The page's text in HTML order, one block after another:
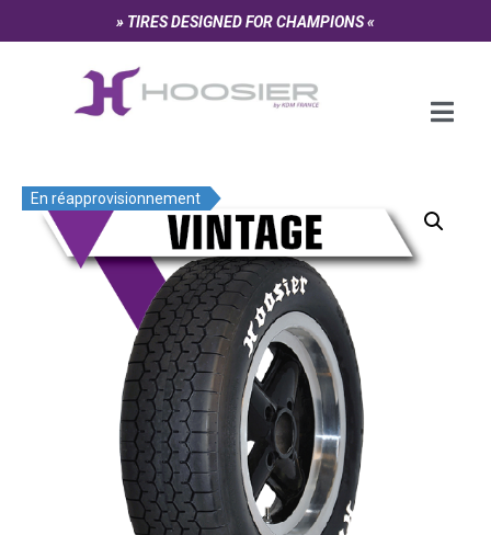
» TIRES DESIGNED FOR CHAMPIONS «
En réapprovisionnement